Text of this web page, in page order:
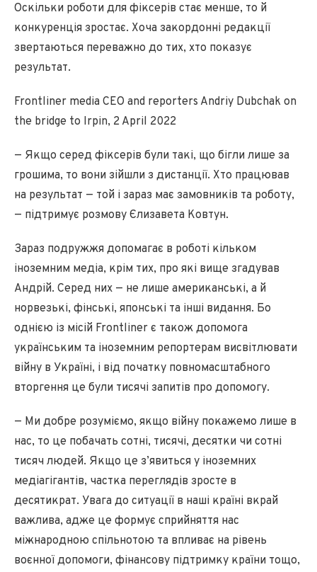
Оскільки роботи для фіксерів стає менше, то й
конкуренція зростає. Хоча закордонні редакції
звертаються переважно до тих, хто показує
результат.
Frontliner media CEO and reporters Andriy Dubchak on
the bridge to Irpin, 2 April 2022
— Якщо серед фіксерів були такі, що бігли лише за
грошима, то вони зійшли з дистанції. Хто працював
на результат — той і зараз має замовників та роботу,
— підтримує розмову Єлизавета Ковтун.
Зараз подружжя допомагає в роботі кільком
іноземним медіа, крім тих, про які вище згадував
Андрій. Серед них — не лише американські, а й
норвезькі, фінські, японські та інші видання. Бо
однією із місій Frontliner є також допомога
українським та іноземним репортерам висвітлювати
війну в Україні, і від початку повномасштабного
вторгення це були тисячі запитів про допомогу.
— Ми добре розуміємо, якщо війну покажемо лише в
нас, то це побачать сотні, тисячі, десятки чи сотні
тисяч людей. Якщо це з’явиться у іноземних
медіагігантів, частка переглядів зросте в
десятикрат. Увага до ситуації в наші країні вкрай
важлива, адже це формує сприйняття нас
міжнародною спільнотою та впливає на рівень
воєнної допомоги, фінансову підтримку країни тощо,